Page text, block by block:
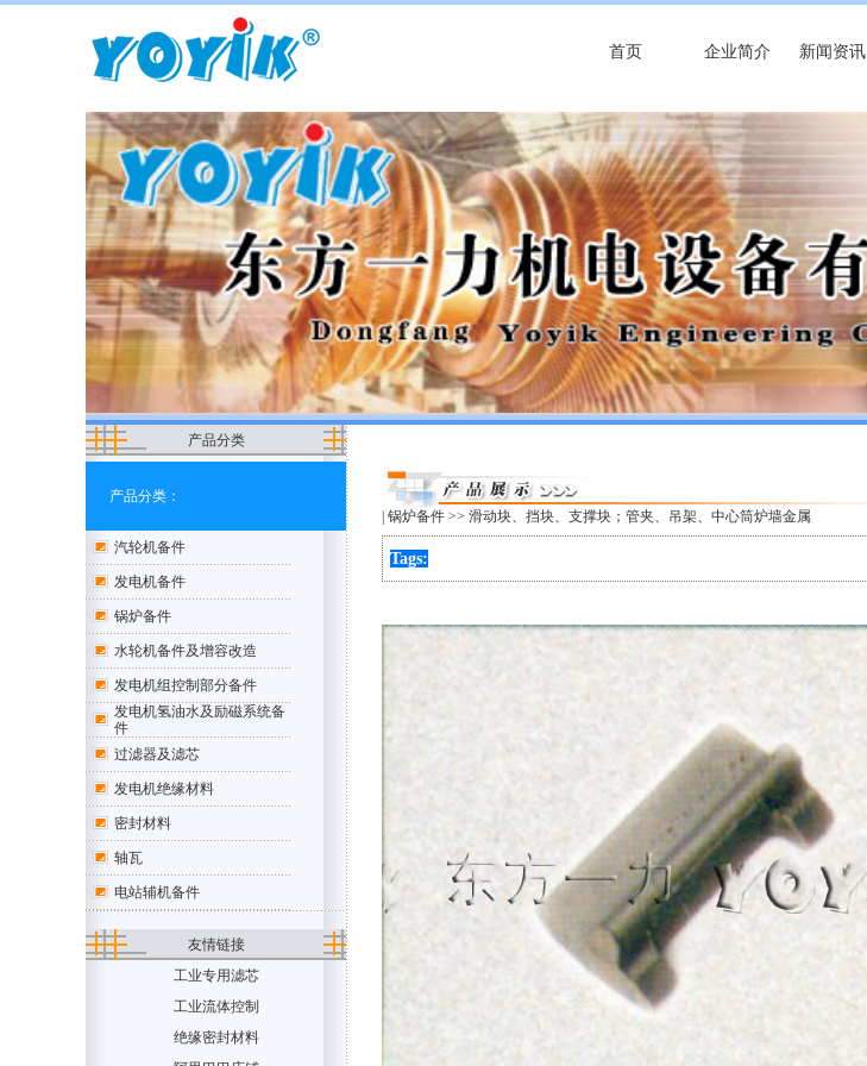
首页 企业简介 新闻资讯
产品分类
产品分类：
汽轮机备件
发电机备件
锅炉备件
水轮机备件及增容改造
发电机组控制部分备件
发电机氢油水及励磁系统备
件
过滤器及滤芯
发电机绝缘材料
密封材料
轴瓦
电站辅机备件
友情链接
工业专用滤芯
工业流体控制
绝缘密封材料
|锅炉备件 >> 滑动块、挡块、支撑块；管夹、吊架、中心筒炉墙金属
Tags: